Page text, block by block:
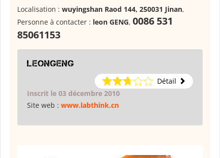
Localisation : wuyingshan Raod 144, 250031 Jinan,
Personne à contacter : leon GENG, 0086 531
85061153
leongeng
Détail
Inscrit le 03 décembre 2010
Site web : www.labthink.cn